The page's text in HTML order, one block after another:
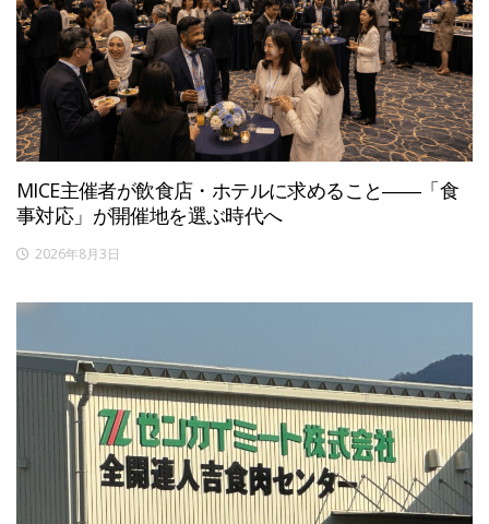
MICE主催者が飲食店・ホテルに求めること――「食
事対応」が開催地を選ぶ時代へ
2026年8月3日